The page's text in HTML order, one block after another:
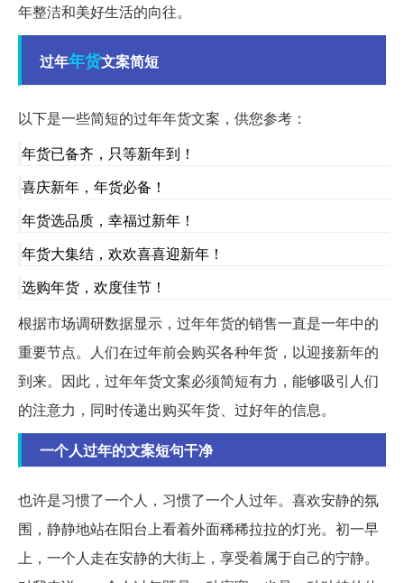
年整洁和美好生活的向往。
过年年货文案简短
以下是一些简短的过年年货文案，供您参考：
年货已备齐，只等新年到！
喜庆新年，年货必备！
年货选品质，幸福过新年！
年货大集结，欢欢喜喜迎新年！
选购年货，欢度佳节！
根据市场调研数据显示，过年年货的销售一直是一年中的
重要节点。人们在过年前会购买各种年货，以迎接新年的
到来。因此，过年年货文案必须简短有力，能够吸引人们
的注意力，同时传递出购买年货、过好年的信息。
一个人过年的文案短句干净
也许是习惯了一个人，习惯了一个人过年。喜欢安静的氛
围，静静地站在阳台上看着外面稀稀拉拉的灯光。初一早
上，一个人走在安静的大街上，享受着属于自己的宁静。